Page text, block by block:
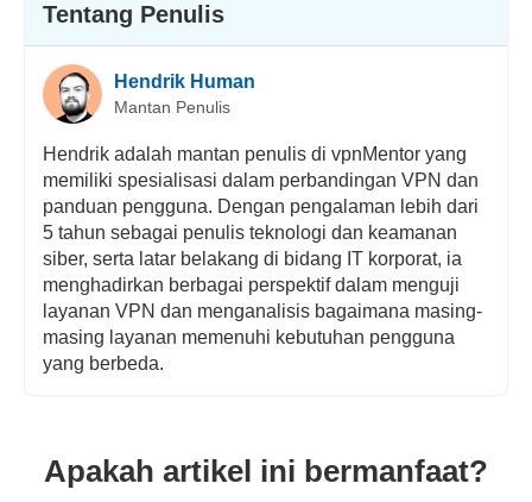
Tentang Penulis
Hendrik Human
Mantan Penulis
Hendrik adalah mantan penulis di vpnMentor yang
memiliki spesialisasi dalam perbandingan VPN dan
panduan pengguna. Dengan pengalaman lebih dari
5 tahun sebagai penulis teknologi dan keamanan
siber, serta latar belakang di bidang IT korporat, ia
menghadirkan berbagai perspektif dalam menguji
layanan VPN dan menganalisis bagaimana masing-
masing layanan memenuhi kebutuhan pengguna
yang berbeda.
Apakah artikel ini bermanfaat?